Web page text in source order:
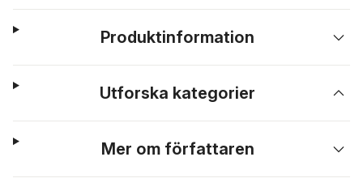
Produktinformation
Utforska kategorier
Mer om författaren